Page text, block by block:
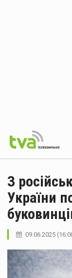
З
України
09.06.2025